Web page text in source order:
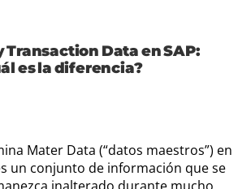
Transaction Data en SAP:
es la diferencia?
Mater Data (“datos maestros”) en
un conjunto de información que se